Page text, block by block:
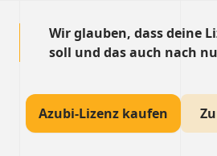
Wir glauben, dass deine
soll und das auch nach
Azubi-Lizenz kaufen